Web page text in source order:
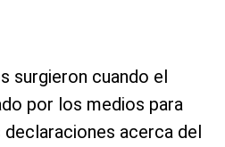
surgieron cuando el
por los medios para
acerca del